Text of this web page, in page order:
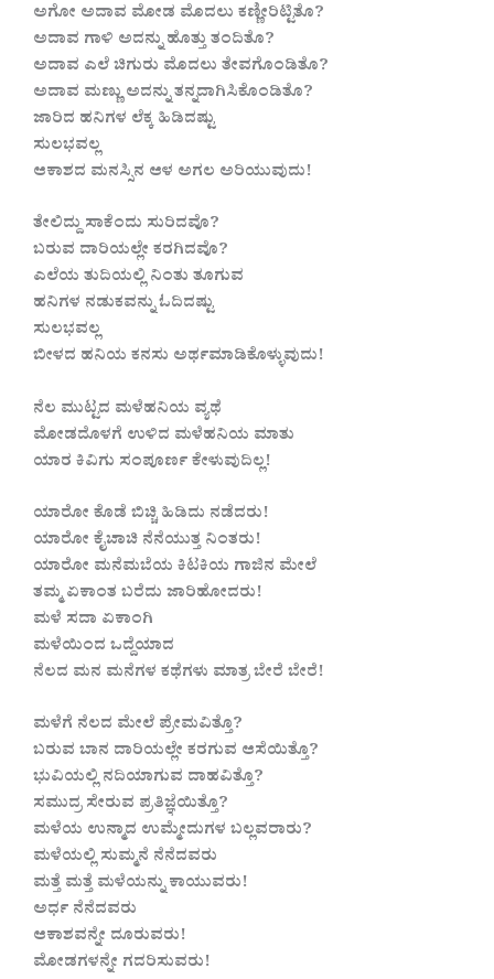
ಅಗೋ ಅದಾವ ಮೋಡ ಮೊದಲು ಕಣ್ಣೀರಿಟ್ಟಿತೊ?
ಅದಾವ ಗಾಳಿ ಅದನ್ನು ಹೊತ್ತು ತಂದಿತೊ?
ಅದಾವ ಎಲೆ ಚಿಗುರು ಮೊದಲು ತೇವಗೊಂಡಿತೊ?
ಅದಾವ ಮಣ್ಣು ಅದನ್ನು ತನ್ನದಾಗಿಸಿಕೊಂಡಿತೊ?
ಜಾರಿದ ಹನಿಗಳ ಲೆಕ್ಕ ಹಿಡಿದಷ್ಟು
ಸುಲಭವಲ್ಲ
ಆಕಾಶದ ಮನಸ್ಸಿನ ಆಳ ಅಗಲ ಅರಿಯುವುದು!
ತೇಲಿದ್ದು ಸಾಕೆಂದು ಸುರಿದವೊ?
ಬರುವ ದಾರಿಯಲ್ಲೇ ಕರಗಿದವೊ?
ಎಲೆಯ ತುದಿಯಲ್ಲಿ ನಿಂತು ತೂಗುವ
ಹನಿಗಳ ನಡುಕವನ್ನು ಓದಿದಷ್ಟು
ಸುಲಭವಲ್ಲ
ಬೀಳದ ಹನಿಯ ಕನಸು ಅರ್ಥಮಾಡಿಕೊಳ್ಳುವುದು!
ನೆಲ ಮುಟ್ಟದ ಮಳೆಹನಿಯ ವ್ಯಥೆ
ಮೋಡದೊಳಗೆ ಉಳಿದ ಮಳೆಹನಿಯ ಮಾತು
ಯಾರ ಕಿವಿಗು ಸಂಪೂರ್ಣ ಕೇಳುವುದಿಲ್ಲ!
ಯಾರೋ ಕೊಡೆ ಬಿಚ್ಚಿ ಹಿಡಿದು ನಡೆದರು!
ಯಾರೋ ಕೈಚಾಚಿ ನೆನೆಯುತ್ತ ನಿಂತರು!
ಯಾರೋ ಮನೆಮಬೆಯ ಕಿಟಕಿಯ ಗಾಜಿನ ಮೇಲೆ
ತಮ್ಮ ಏಕಾಂತ ಬರೆದು ಜಾರಿಹೋದರು!
ಮಳೆ ಸದಾ ಏಕಾಂಗಿ
ಮಳೆಯಿಂದ ಒದ್ದೆಯಾದ
ನೆಲದ ಮನ ಮನೆಗಳ ಕಥೆಗಳು ಮಾತ್ರ ಬೇರೆ ಬೇರೆ!
ಮಳೆಗೆ ನೆಲದ ಮೇಲೆ ಪ್ರೇಮವಿತ್ತೊ?
ಬರುವ ಬಾನ ದಾರಿಯಲ್ಲೇ ಕರಗುವ ಆಸೆಯಿತ್ತೊ?
ಭುವಿಯಲ್ಲಿ ನದಿಯಾಗುವ ದಾಹವಿತ್ತೊ?
ಸಮುದ್ರ ಸೇರುವ ಪ್ರತಿಜ್ಞೆಯಿತ್ತೊ?
ಮಳೆಯ ಉನ್ಮಾದ ಉಮ್ಮೇದುಗಳ ಬಲ್ಲವರಾರು?
ಮಳೆಯಲ್ಲಿ ಸುಮ್ಮನೆ ನೆನೆದವರು
ಮತ್ತೆ ಮತ್ತೆ ಮಳೆಯನ್ನು ಕಾಯುವರು!
ಅರ್ಧ ನೆನೆದವರು
ಆಕಾಶವನ್ನೇ ದೂರುವರು!
ಮೋಡಗಳನ್ನೇ ಗದರಿಸುವರು!